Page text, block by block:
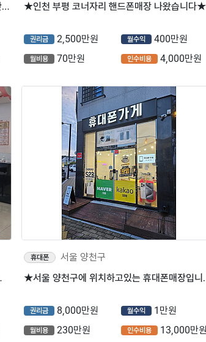
■□■휴대폰매장■□■ 몸만 와서 운영하시면 되는 매장!
★인천 부평 코너자리 핸드폰매장 나왔습니다★
권리금 2,500만원 월수익 400만원
월비용 70만원 인수비용 4,000만원
습니다◈
휴대폰
서울 양천구
★서울 양천
권리금 8,000만원 월수익 1만원
월비용 230만원 인수비용 13,000만